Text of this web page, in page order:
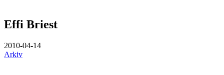
Effi Briest
2010-04-14
Arkiv